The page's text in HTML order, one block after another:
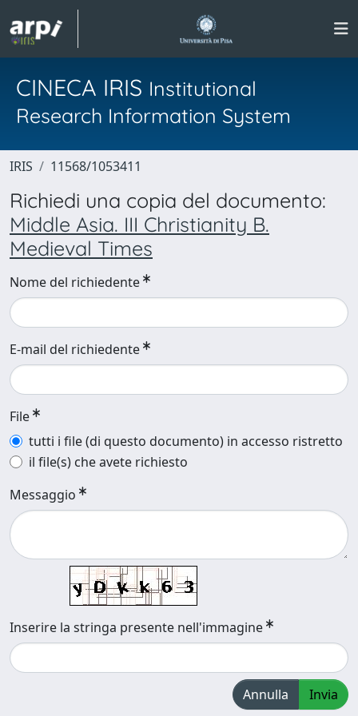
CINECA IRIS Institutional
Research Information System
IRIS 11568/1053411
Richiedi una copia del documento:
Middle Asia. III Christianity B.
Medieval Times
Nome del richiedente
E-mail del richiedente
File
tutti i file (di questo documento) in accesso ristretto
il file(s) che avete richiesto
Messaggio
Inserire la stringa presente nell'immagine
Annulla Invia